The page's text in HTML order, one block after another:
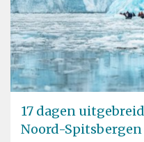
17 dagen
Noord-